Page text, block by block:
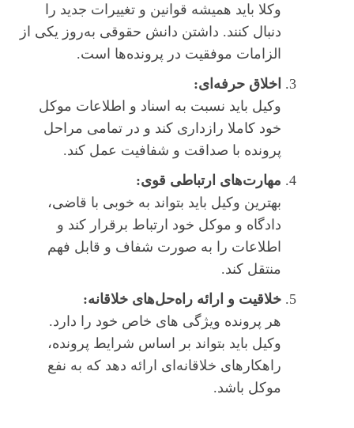
وکلا باید همیشه قوانین و تغییرات جدید را
دنبال کنند. داشتن دانش حقوقی به‌روز یکی از
الزامات موفقیت در پرونده‌ها است.
اخلاق حرفه‌ای:
وکیل باید نسبت به اسناد و اطلاعات موکل
خود کاملا رازداری کند و در تمامی مراحل
پرونده با صداقت و شفافیت عمل کند.
مهارت‌های ارتباطی قوی:
بهترین وکیل باید بتواند به‌ خوبی با قاضی،
دادگاه و موکل خود ارتباط برقرار کند و
اطلاعات را به‌ صورت شفاف و قابل‌ فهم
منتقل کند.
خلاقیت و ارائه راه‌حل‌های خلاقانه:
هر پرونده ویژگی‌ های خاص خود را دارد.
وکیل باید بتواند بر اساس شرایط پرونده،
راهکارهای خلاقانه‌ای ارائه دهد که به نفع
موکل باشد.